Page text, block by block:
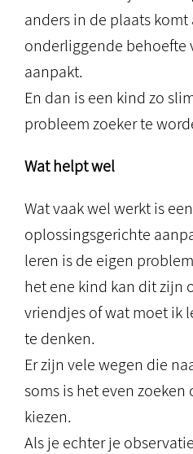
anders in de plaats komt
onderliggende behoefte
aanpakt.
En dan is een kind zo
probleem zoeker te
Wat helpt wel
Wat vaak wel werkt is
oplossingsgerichte
leren is de eigen
het ene kind kan dit zijn
vriendjes of wat moet ik
te denken.
Er zijn vele wegen die
soms is het even
kiezen.
Als je echter je